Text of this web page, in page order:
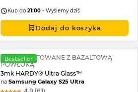
Kup do21:00 - Wyślemy dziś
Dodaj do koszyka
Bestseller
SZKŁO HARTOWANE Z BAZALTOWĄ
POWŁOKĄ
3mk HARDY® Ultra Glass™
naSamsung Galaxy S25 Ultra